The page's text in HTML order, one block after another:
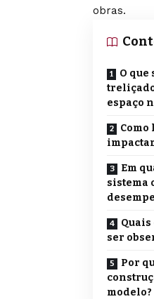
obras.
O que
espaço
Em
sistema
ser
Por
modelo?